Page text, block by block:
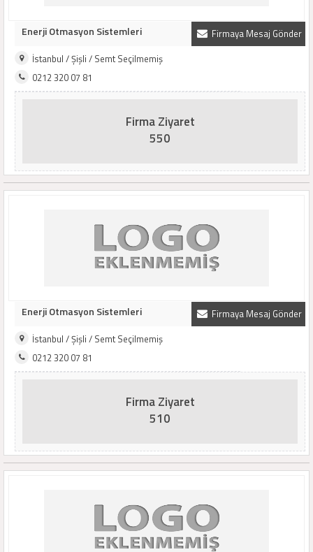
Firmaya Mesaj Gönder
Enerji Otmasyon Sistemleri
İstanbul / Şişli / Semt Seçilmemiş
0212 320 07 81
Firma Ziyaret
550
Firmaya Mesaj Gönder
Enerji Otmasyon Sistemleri
İstanbul / Şişli / Semt Seçilmemiş
0212 320 07 81
Firma Ziyaret
510